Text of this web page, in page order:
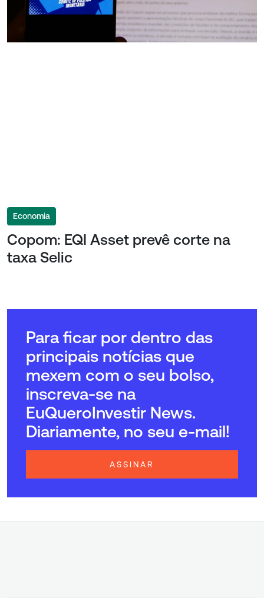
Economia
Copom: EQI Asset prevê corte na
taxa Selic
Para ficar por dentro das
principais notícias que
mexem com o seu bolso,
inscreva-se na
EuQueroInvestir News.
Diariamente, no seu e-mail!
ASSINAR